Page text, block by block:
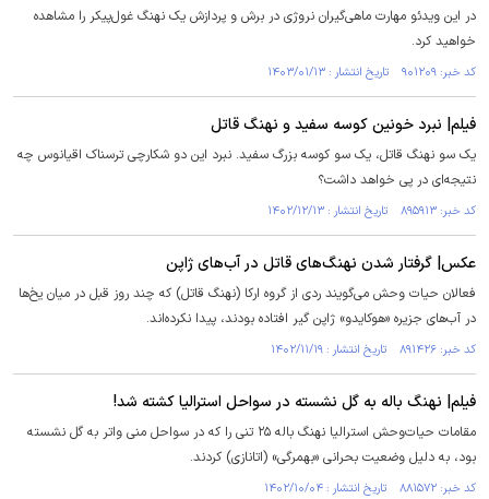
در این ویدئو مهارت ماهی‌گیران نروژی در برش و پردازش یک نهنگ غول‌پیکر را مشاهده
خواهید کرد.
کد خبر: ۹۰۱۲۰۹ تاریخ انتشار : ۱۴۰۳/۰۱/۱۳
فیلم| نبرد خونین کوسه سفید و نهنگ قاتل
یک سو نهنگ قاتل، یک سو کوسه بزرگ سفید. نبرد این دو شکارچی ترسناک اقیانوس چه
نتیجه‌ای در پی خواهد داشت؟
کد خبر: ۸۹۵۹۱۳ تاریخ انتشار : ۱۴۰۲/۱۲/۱۳
عکس| گرفتار شدن نهنگ‌های قاتل در آب‌های ژاپن
فعالان حیات وحش می‌گویند ردی از گروه ارکا (نهنگ قاتل) که چند روز قبل در میان یخ‌ها
در آب‌های جزیره «هوکایدو» ژاپن گیر افتاده بودند، پیدا نکرده‌اند.
کد خبر: ۸۹۱۴۲۶ تاریخ انتشار : ۱۴۰۲/۱۱/۱۹
فیلم| نهنگ باله به گل نشسته در سواحل استرالیا کشته شد!
مقامات حیات‌وحش استرالیا نهنگ باله ۲۵ تنی را که در سواحل منی واتر به گل نشسته
بود، به دلیل وضعیت بحرانی «بهمرگی» (اتانازی) کردند.
کد خبر: ۸۸۱۵۷۲ تاریخ انتشار : ۱۴۰۲/۱۰/۰۴